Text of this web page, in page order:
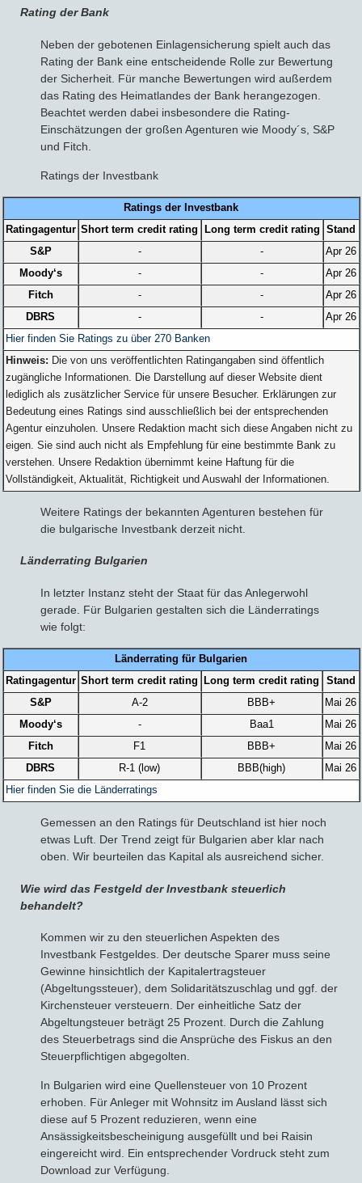
Rating der Bank
Neben der gebotenen Einlagensicherung spielt auch das
Rating der Bank eine entscheidende Rolle zur Bewertung
der Sicherheit. Für manche Bewertungen wird außerdem
das Rating des Heimatlandes der Bank herangezogen.
Beachtet werden dabei insbesondere die Rating-
Einschätzungen der großen Agenturen wie Moody´s, S&P
und Fitch.
Ratings der Investbank
Ratings der Investbank
Ratingagentur Short term credit rating Long term credit rating
Stand
S&P
- -
Apr 26
Moody‘s
- -
Apr 26
Fitch
- -
Apr 26
DBRS
- -
Apr 26
Hier finden Sie Ratings zu über 270 Banken
Hinweis: Die von uns veröffentlichten Ratingangaben sind öffentlich
zugängliche Informationen. Die Darstellung auf dieser Website dient
lediglich als zusätzlicher Service für unsere Besucher. Erklärungen zur
Bedeutung eines Ratings sind ausschließlich bei der entsprechenden
Agentur einzuholen. Unsere Redaktion macht sich diese Angaben nicht zu
eigen. Sie sind auch nicht als Empfehlung für eine bestimmte Bank zu
verstehen. Unsere Redaktion übernimmt keine Haftung für die
Vollständigkeit, Aktualität, Richtigkeit und Auswahl der Informationen.
Weitere Ratings der bekannten Agenturen bestehen für
die bulgarische Investbank derzeit nicht.
Länderrating Bulgarien
In letzter Instanz steht der Staat für das Anlegerwohl
gerade. Für Bulgarien gestalten sich die Länderratings
wie folgt:
Länderrating für Bulgarien
Ratingagentur Short term credit rating Long term credit rating
Stand
S&P
A-2 BBB+
Mai 26
Moody‘s
- Baa1
Mai 26
Fitch
F1 BBB+
Mai 26
DBRS
R-1 (low) BBB(high)
Mai 26
Hier finden Sie die Länderratings
Gemessen an den Ratings für Deutschland ist hier noch
etwas Luft. Der Trend zeigt für Bulgarien aber klar nach
oben. Wir beurteilen das Kapital als ausreichend sicher.
Wie wird das Festgeld der Investbank steuerlich
behandelt?
Kommen wir zu den steuerlichen Aspekten des
Investbank Festgeldes. Der deutsche Sparer muss seine
Gewinne hinsichtlich der Kapitalertragsteuer
(Abgeltungssteuer), dem Solidaritätszuschlag und ggf. der
Kirchensteuer versteuern. Der einheitliche Satz der
Abgeltungsteuer beträgt 25 Prozent. Durch die Zahlung
des Steuerbetrags sind die Ansprüche des Fiskus an den
Steuerpflichtigen abgegolten.
In Bulgarien wird eine Quellensteuer von 10 Prozent
erhoben. Für Anleger mit Wohnsitz im Ausland lässt sich
diese auf 5 Prozent reduzieren, wenn eine
Ansässigkeitsbescheinigung ausgefüllt und bei Raisin
eingereicht wird. Ein entsprechender Vordruck steht zum
Download zur Verfügung.